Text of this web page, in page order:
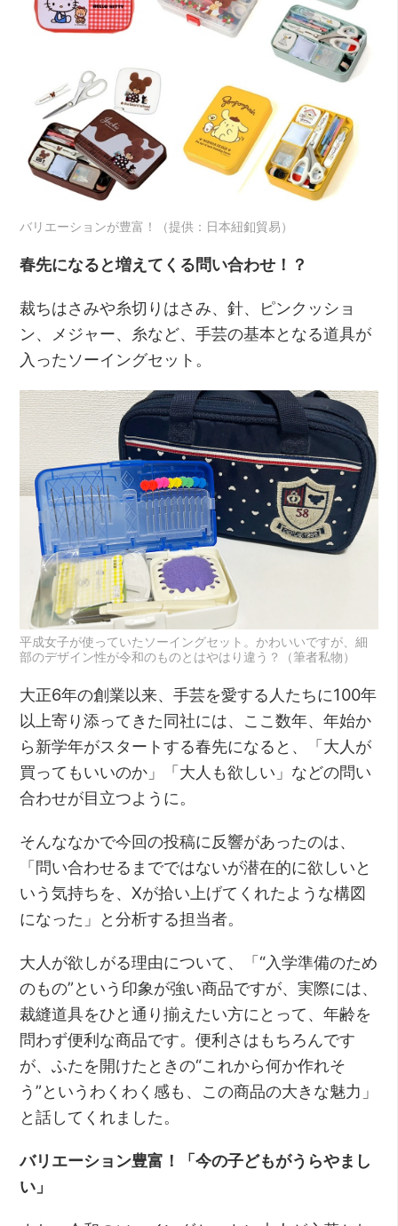
バリエーションが豊富！（提供：日本紐釦貿易）
春先になると増えてくる問い合わせ！？
裁ちはさみや糸切りはさみ、針、ピンクッショ
ン、メジャー、糸など、手芸の基本となる道具が
入ったソーイングセット。
平成女子が使っていたソーイングセット。かわいいですが、細
部のデザイン性が令和のものとはやはり違う？（筆者私物）
大正6年の創業以来、手芸を愛する人たちに100年
以上寄り添ってきた同社には、ここ数年、年始か
ら新学年がスタートする春先になると、「大人が
買ってもいいのか」「大人も欲しい」などの問い
合わせが目立つように。
そんななかで今回の投稿に反響があったのは、
「問い合わせるまでではないが潜在的に欲しいと
いう気持ちを、Xが拾い上げてくれたような構図
になった」と分析する担当者。
大人が欲しがる理由について、「“入学準備のため
のもの”という印象が強い商品ですが、実際には、
裁縫道具をひと通り揃えたい方にとって、年齢を
問わず便利な商品です。便利さはもちろんです
が、ふたを開けたときの“これから何か作れそ
う”というわくわく感も、この商品の大きな魅力」
と話してくれました。
バリエーション豊富！「今の子どもがうらやまし
い」